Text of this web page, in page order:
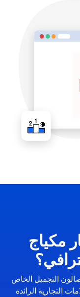
مكياج
التجميل الخاص
التجارية الرائدة